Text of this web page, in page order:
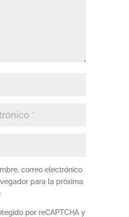
correo electrónico
para la próxima
por reCAPTCHA y